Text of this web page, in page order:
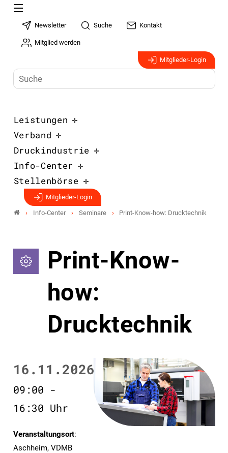
Newsletter Suche Kontakt
Mitglied werden
Mitglieder-Login
Leistungen
Verband
Druckindustrie
Info-Center
Stellenbörse
Mitglieder-Login
Info-Center Seminare Print-Know-how: Drucktechnik
Print-Know-
how:
Drucktechnik
16.11.2026
09:00 -
16:30 Uhr
Veranstaltungsort:
Aschheim, VDMB